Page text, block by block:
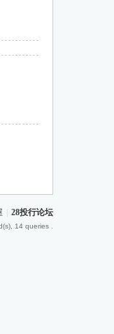
28投行论坛
14 queries .